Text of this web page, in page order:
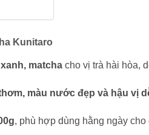
Kunitaro
matcha cho vị trà hài hòa,
màu nước đẹp và hậu vị
, phù hợp dùng hằng ngày